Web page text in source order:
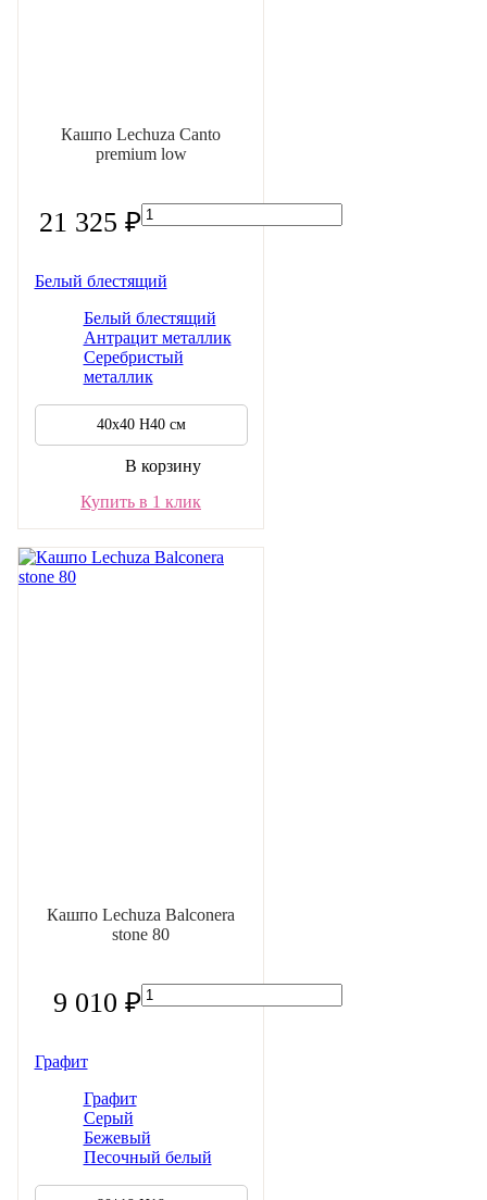
Кашпо Lechuza Canto
premium low
21 325 ₽
Белый блестящий
Белый блестящий
Антрацит металлик
Серебристый
металлик
40х40 Н40 см
В корзину
Купить в 1 клик
Кашпо Lechuza Balconera
stone 80
9 010 ₽
Графит
Графит
Серый
Бежевый
Песочный белый